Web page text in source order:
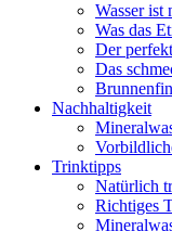
Wasser ist
Was das
Der
Das
Nachhaltigkeit
Trinktipps
Natürlich
Richtiges